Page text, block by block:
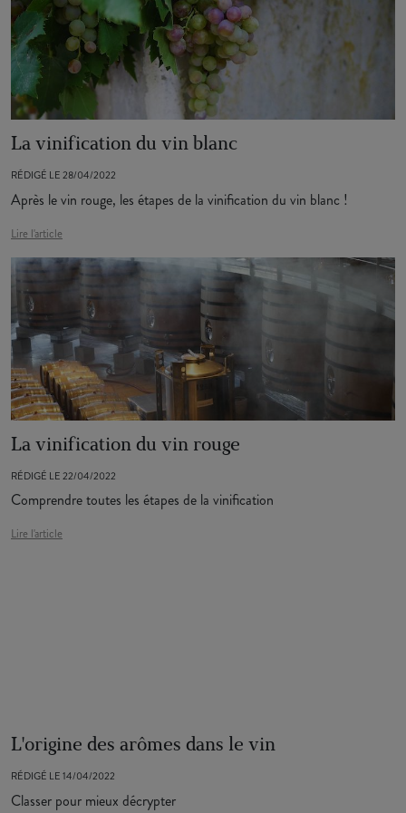
La vinification du vin blanc
RÉDIGÉ LE 28/04/2022
Après le vin rouge, les étapes de la vinification du vin blanc !
Lire l'article
La vinification du vin rouge
RÉDIGÉ LE 22/04/2022
Comprendre toutes les étapes de la vinification
Lire l'article
L'origine des arômes dans le vin
RÉDIGÉ LE 14/04/2022
Classer pour mieux décrypter